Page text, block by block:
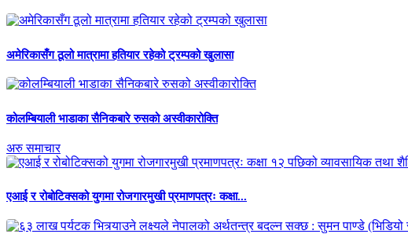
अमेरिकासँग ठूलो मात्रामा हतियार रहेको ट्रम्पको खुलासा
कोलम्बियाली भाडाका सैनिकबारे रुसको अस्वीकारोक्ति
अरु समाचार
एआई र रोबोटिक्सको युगमा रोजगारमुखी प्रमाणपत्रः कक्षा...